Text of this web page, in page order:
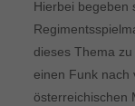
Hierbei begeben
dieses Thema
einen Funk nach
österreichischen